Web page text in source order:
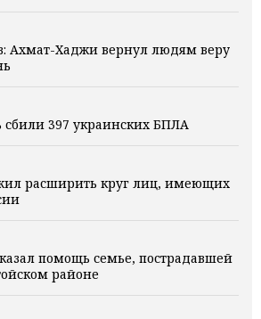
Ахмат-Хаджи вернул людям веру
397 украинских БПЛА
расширить круг лиц, имеющих
помощь семье, пострадавшей
районе